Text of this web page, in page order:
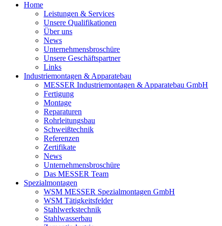
Home
Leistungen & Services
Unsere Qualifikationen
Über uns
News
Unternehmensbroschüre
Unsere Geschäftspartner
Links
Industriemontagen & Apparatebau
MESSER Industriemontagen & Apparatebau GmbH
Fertigung
Montage
Reparaturen
Rohrleitungsbau
Schweißtechnik
Referenzen
Zertifikate
News
Unternehmensbroschüre
Das MESSER Team
Spezialmontagen
WSM MESSER Spezialmontagen GmbH
WSM Tätigkeitsfelder
Stahlwerkstechnik
Stahlwasserbau